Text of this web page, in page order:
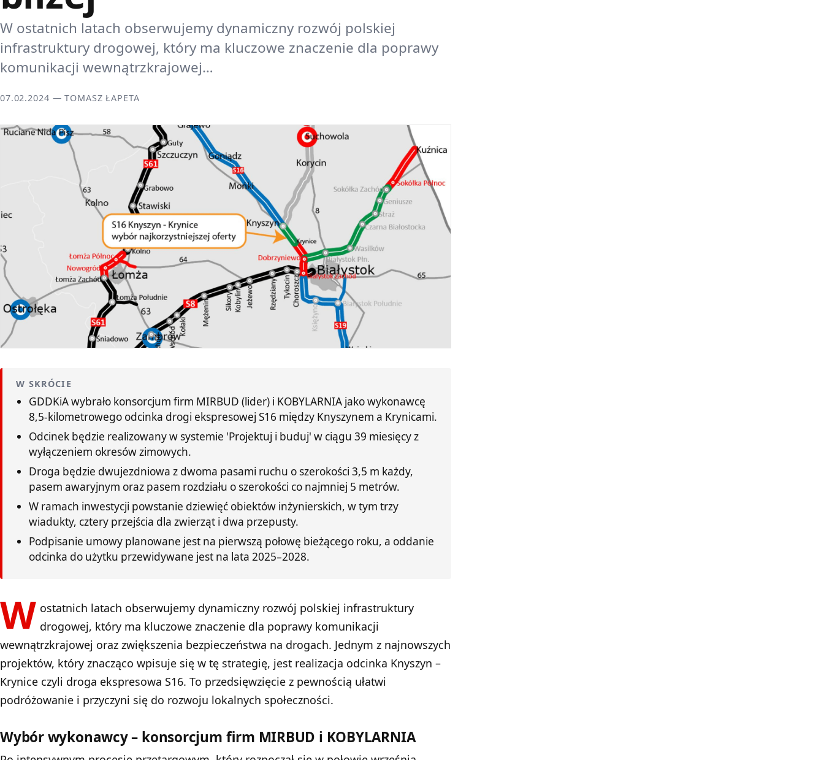
W ostatnich latach obserwujemy dynamiczny rozwój polskiej
infrastruktury drogowej, który ma kluczowe znaczenie dla poprawy
komunikacji wewnątrzkrajowej…
07.02.2024 — TOMASZ ŁAPETA
W SKRÓCIE
GDDKiA wybrało konsorcjum firm MIRBUD (lider) i KOBYLARNIA jako wykonawcę
8,5-kilometrowego odcinka drogi ekspresowej S16 między Knyszynem a Krynicami.
Odcinek będzie realizowany w systemie 'Projektuj i buduj' w ciągu 39 miesięcy z
wyłączeniem okresów zimowych.
Droga będzie dwujezdniowa z dwoma pasami ruchu o szerokości 3,5 m każdy,
pasem awaryjnym oraz pasem rozdziału o szerokości co najmniej 5 metrów.
W ramach inwestycji powstanie dziewięć obiektów inżynierskich, w tym trzy
wiadukty, cztery przejścia dla zwierząt i dwa przepusty.
Podpisanie umowy planowane jest na pierwszą połowę bieżącego roku, a oddanie
odcinka do użytku przewidywane jest na lata 2025–2028.
W ostatnich latach obserwujemy dynamiczny rozwój polskiej infrastruktury
drogowej, który ma kluczowe znaczenie dla poprawy komunikacji
wewnątrzkrajowej oraz zwiększenia bezpieczeństwa na drogach. Jednym z najnowszych
projektów, który znacząco wpisuje się w tę strategię, jest realizacja odcinka Knyszyn –
Krynice czyli droga ekspresowa S16. To przedsięwzięcie z pewnością ułatwi
podróżowanie i przyczyni się do rozwoju lokalnych społeczności.
Wybór wykonawcy – konsorcjum firm MIRBUD i KOBYLARNIA